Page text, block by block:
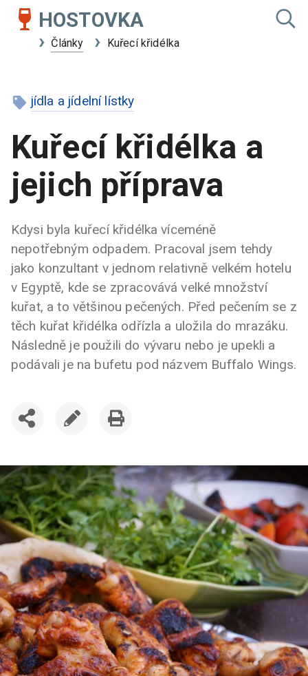
HOSTOVKA
Články Kuřecí křidélka
jídla a jídelní lístky
Kuřecí křidélka a
jejich příprava
Kdysi byla kuřecí křidélka víceméně
nepotřebným odpadem. Pracoval jsem tehdy
jako konzultant v jednom relativně velkém hotelu
v Egyptě, kde se zpracovává velké množství
kuřat, a to většinou pečených. Před pečením se z
těch kuřat křidélka odřízla a uložila do mrazáku.
Následně je použili do vývaru nebo je upekli a
podávali je na bufetu pod názvem Buffalo Wings.